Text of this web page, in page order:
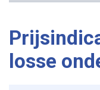
losse